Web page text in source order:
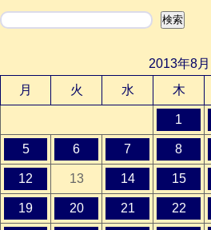
検索 検索
2013年8月
月
火 水 木
1
5 6 7 8
12 13 14 15
19 20 21 22